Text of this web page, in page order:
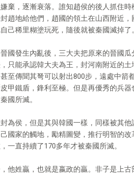
棄，逐漸衰落。誰知趙侯的後人抓住
趙地給他們，趙國的領土在山西附近
己稀里糊塗玩死，隨後就被秦國滅掉了。
國發生內亂後，三大夫把原來的晉國
只能承認韓大夫為王，封河南附近的
至傳聞其弩可以射出800步，遠處中箭
甲鐵盾，鋒利至極。但是再優秀的兵
國所滅。
為侯，但是其與韓國一樣，同樣被其他
國家的觸地，勵精圖變，推行明智的
一直持續了170多年才被秦國所滅。
他姓贏，也就是嬴政的贏。非子是上